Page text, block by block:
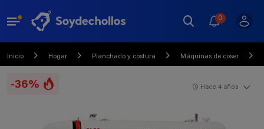
0
Inicio Hogar Planchado y costura Máquinas de coser
-36% Hace 4 años